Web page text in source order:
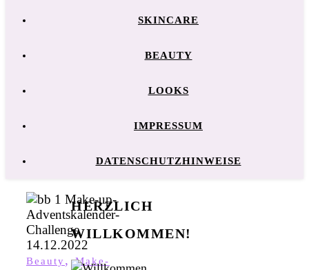
SKINCARE
BEAUTY
LOOKS
IMPRESSUM
DATENSCHUTZHINWEISE
Beauty,Make-
HERZLICH
WILLKOMMEN!